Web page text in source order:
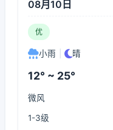
08月10日
优
小雨 晴
12° ~ 25°
微风
1-3级